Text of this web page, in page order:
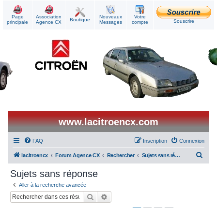
Page
principale
Association
Agence CX
Boutique
Nouveaux
Messages
Votre
compte
Souscrire
www.lacitroencx.com
FAQ Connexion
Inscription
lacitroencx Forum Agence CX Rechercher Sujets sans réponse
Sujets sans réponse
Aller à la recherche avancée
Rechercher